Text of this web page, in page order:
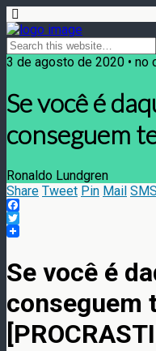
3 de agosto de 2020 • no
Se você é
conseguem
Ronaldo Lundgren
Share Tweet Pin Mail SMS
Facebook
Twitter
Se você é
conseguem